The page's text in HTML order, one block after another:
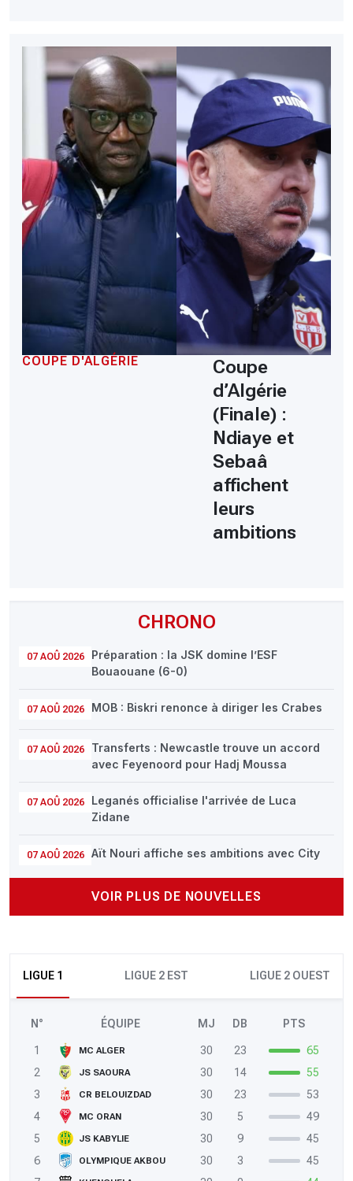
CHRONO
07 AOÛ 2026
Préparation : la JSK domine l’ESF
Bouaouane (6-0)
07 AOÛ 2026 MOB : Biskri renonce à diriger les Crabes
07 AOÛ 2026
Transferts : Newcastle trouve un accord
avec Feyenoord pour Hadj Moussa
07 AOÛ 2026
Leganés officialise l'arrivée de Luca
Zidane
07 AOÛ 2026 Aït Nouri affiche ses ambitions avec City
VOIR PLUS DE NOUVELLES
LIGUE 1 LIGUE 2 EST LIGUE 2 OUEST
N° ÉQUIPE MJ DB PTS
1 MC ALGER 30 23
65
2
JS SAOURA 30 14
55
3
CR BELOUIZDAD 30 23
53
4
MC ORAN 30 5
49
5
JS KABYLIE 30 9
45
6
OLYMPIQUE AKBOU 30 3
45
COUPE D'ALGÉRIE
Coupe
d’Algérie
(Finale) :
Ndiaye et
Sebaâ
affichent
leurs
ambitions